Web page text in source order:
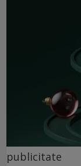
publicitate